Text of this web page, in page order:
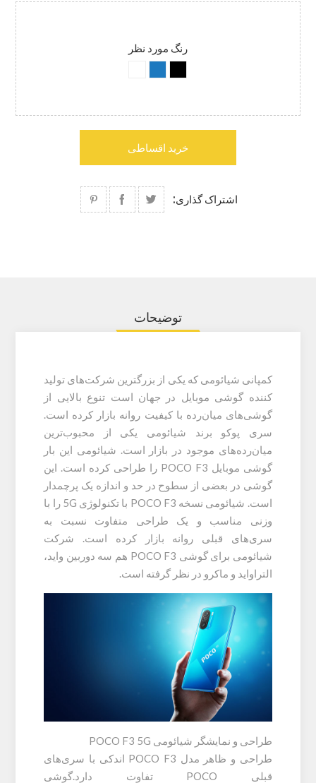
رنگ مورد نظر
خرید اقساطی
اشتراک گذاری:
توضیحات
کمپانی شیائومی که یکی از بزرگترین شرکت‌های تولید
کننده گوشی موبایل در جهان است تنوع بالایی از
گوشی‌های میان‌رده با کیفیت روانه بازار کرده است.
سری پوکو برند شیائومی یکی از محبوب‌ترین
میان‌رده‌های موجود در بازار است. شیائومی این بار
گوشی موبایل POCO F3 را طراحی کرده است. این
گوشی در بعضی از سطوح در حد و اندازه یک پرچمدار
است. شیائومی نسخه POCO F3 با تکنولوژی 5G را با
وزنی مناسب و یک طراحی متفاوت نسبت به
سری‌های قبلی روانه بازار کرده است. شرکت
شیائومی برای گوشی POCO F3 هم سه دوربین واید،
التراواید و ماکرو در نظر گرفته است.
طراحی و نمایشگر شیائومی POCO F3 5G
طراحی و ظاهر مدل POCO F3 اندکی با سری‌های
قبلی POCO تفاوت دارد.گوشی